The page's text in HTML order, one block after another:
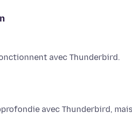
avec Thunderbird.
avec Thunderbird, mais